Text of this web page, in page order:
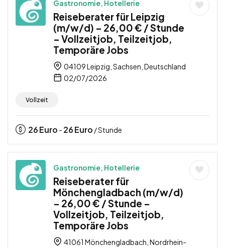
Gastronomie, Hotellerie
Reiseberater für Leipzig
(m/w/d) – 26,00 € / Stunde
– Vollzeitjob, Teilzeitjob,
Temporäre Jobs
04109 Leipzig, Sachsen, Deutschland
02/07/2026
Vollzeit
26Euro - 26Euro / Stunde
Gastronomie, Hotellerie
Reiseberater für
Mönchengladbach (m/w/d)
– 26,00 € / Stunde –
Vollzeitjob, Teilzeitjob,
Temporäre Jobs
41061 Mönchengladbach, Nordrhein-